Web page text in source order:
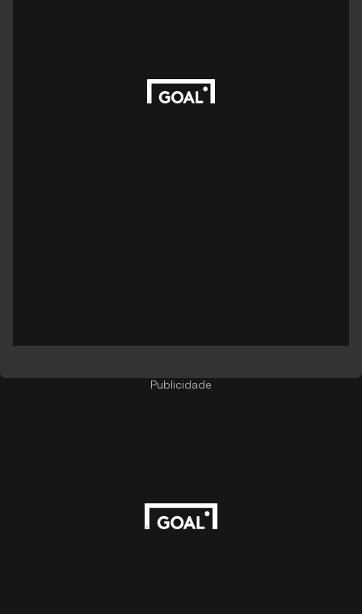
Publicidade